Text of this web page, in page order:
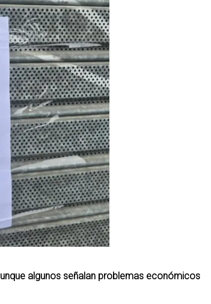
algunos señalan problemas económicos